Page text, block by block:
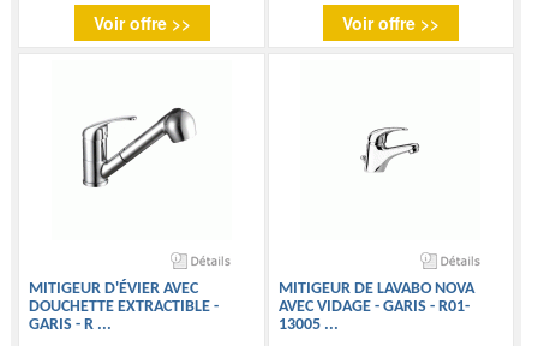
Voir offre >> Voir offre >>
MITIGEUR D'ÉVIER AVEC
DOUCHETTE EXTRACTIBLE -
GARIS - R ...
MITIGEUR DE LAVABO NOVA
AVEC VIDAGE - GARIS - R01-
13005 ...